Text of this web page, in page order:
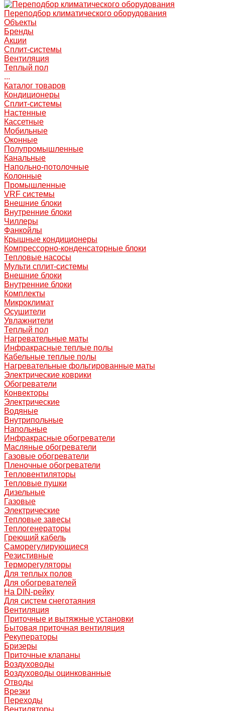
Переподбор климатического оборудования
Объекты
Бренды
Акции
Сплит-системы
Вентиляция
Теплый пол
...
Каталог товаров
Кондиционеры
Сплит-системы
Настенные
Кассетные
Мобильные
Оконные
Полупромышленные
Канальные
Напольно-потолочные
Колонные
Промышленные
VRF системы
Внешние блоки
Внутренние блоки
Чиллеры
Фанкойлы
Крышные кондиционеры
Компрессорно-конденсаторные блоки
Тепловые насосы
Мульти сплит-системы
Внешние блоки
Внутренние блоки
Комплекты
Микроклимат
Осушители
Увлажнители
Теплый пол
Нагревательные маты
Инфракрасные теплые полы
Кабельные теплые полы
Нагревательные фольгированные маты
Электрические коврики
Обогреватели
Конвекторы
Электрические
Водяные
Внутрипольные
Напольные
Инфракрасные обогреватели
Масляные обогреватели
Газовые обогреватели
Пленочные обогреватели
Тепловентиляторы
Тепловые пушки
Дизельные
Газовые
Электрические
Тепловые завесы
Теплогенераторы
Греющий кабель
Саморегулирующиеся
Резистивные
Терморегуляторы
Для теплых полов
Для обогревателей
На DIN-рейку
Для систем снеготаяния
Вентиляция
Приточные и вытяжные установки
Бытовая приточная вентиляция
Рекуператоры
Бризеры
Приточные клапаны
Воздуховоды
Воздуховоды оцинкованные
Отводы
Врезки
Переходы
Вентиляторы